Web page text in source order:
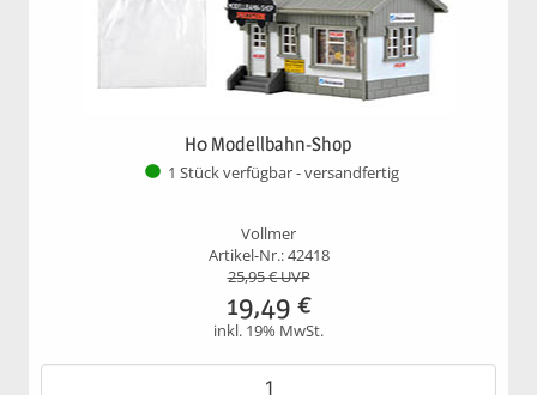
H0 Modellbahn-Shop
1 Stück verfügbar - versandfertig
Vollmer
Artikel-Nr.: 42418
25,95€ UVP
19,49 €
inkl. 19% MwSt.